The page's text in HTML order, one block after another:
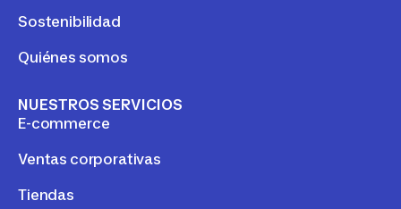
Sostenibilidad
Quiénes somos
NUESTROS SERVICIOS
E-commerce
Ventas corporativas
Tiendas